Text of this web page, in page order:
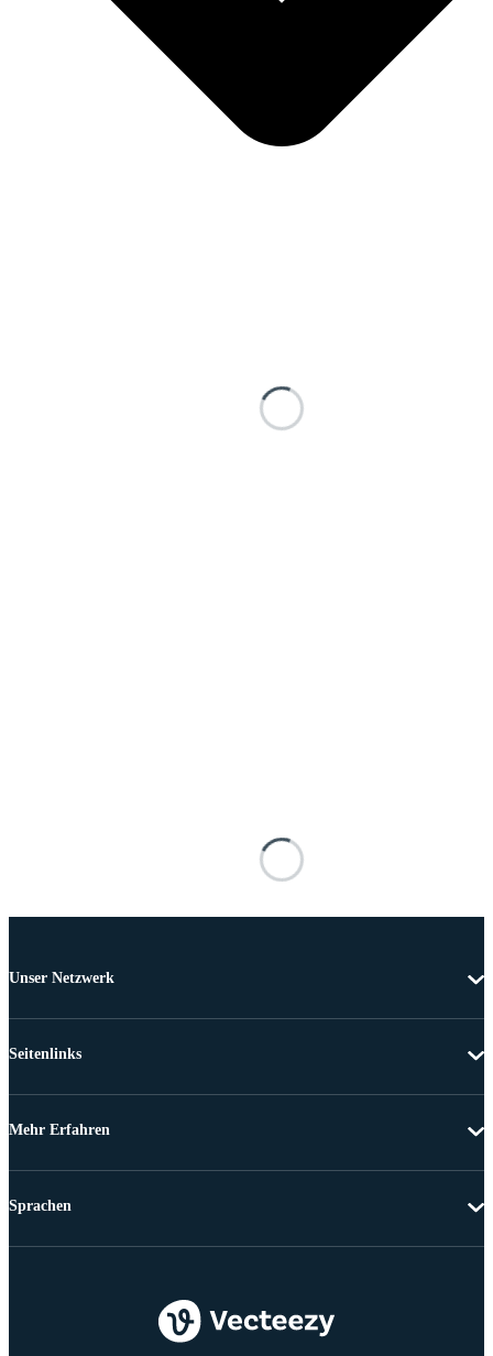
Unser Netzwerk
Seitenlinks
Mehr Erfahren
Sprachen